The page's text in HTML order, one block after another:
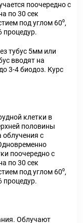
поочередно с
по 30 сек
под углом 60⁰,
процедур.
тубус 5мм или
вводят на
3-4 биодоз. Курс
клетки в
половины
облучения с
поочередно с
по 30 сек
под углом 60⁰,
процедур.
Облучают